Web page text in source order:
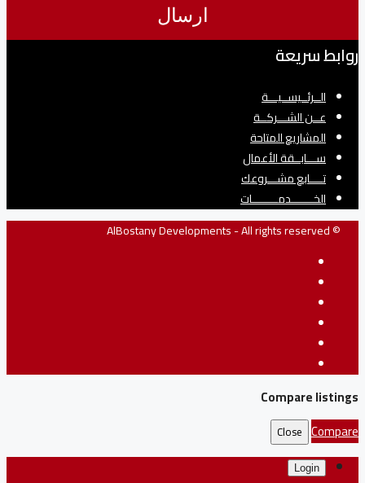
روابط سريعة
الــرئــيســيـــة
عــن الشـــركــة
المشاريع المتاحة
ســـابــقة الأعمال
تــــابع مشـــروعك
الخـــــــدمــــــــات
© AlBostany Developments - All rights reserved
Compare listings
Compare
Close
Login